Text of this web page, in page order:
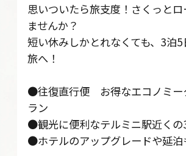
思いついたら旅支度！さくっと
ませんか？
短い休みしかとれなくても、3泊
旅へ！
●往復直行便 お得なエコノミー
ラン
●観光に便利なテルミニ駅近くの
●ホテルのアップグレードや延泊